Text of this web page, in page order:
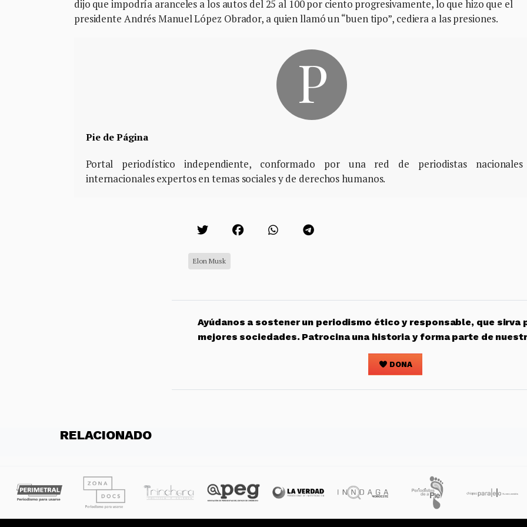
dijo que impodría aranceles a los autos del 25 al 100 por ciento progresivamente, lo que hizo que el
presidente Andrés Manuel López Obrador, a quien llamó un “buen tipo”, cediera a las presiones.
Pie de Página
Portal periodístico independiente, conformado por una red de periodistas
internacionales expertos en temas sociales y de derechos humanos.
Elon Musk
Ayúdanos a sostener un periodismo ético y responsable, que sirva
mejores sociedades. Patrocina una historia y forma parte de
DONA
RELACIONADO